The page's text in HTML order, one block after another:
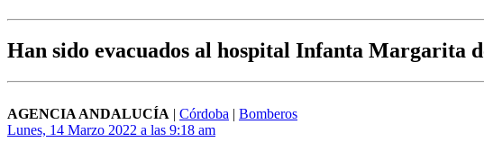
Han sido evacuados al hospital Infanta Margarita
AGENCIA ANDALUCÍA | Córdoba | Bomberos
Lunes, 14 Marzo 2022 a las 9:18 am